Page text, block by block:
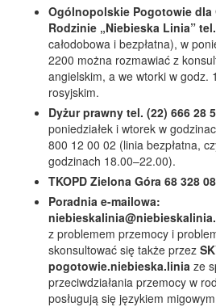
Ogólnopolskie Pogotowie dla
Rodzinie „Niebieska Linia”
całodobowa i bezpłatna), w
2200 można rozmawiać z
angielskim, a we wtorki w godz.
rosyjskim.
Dyżur prawny tel. (22) 666 28
poniedziałek i wtorek w
800 12 00 02 (linia bezpłatna,
godzinach 18.00–22.00).
TKOPD Zielona Góra 68 328
Poradnia e-mailowa:
z problemem przemocy i
skonsultować się także przez
pogotowie.niebieska.linia ze
przeciwdziałania przemocy w
posługują się językiem